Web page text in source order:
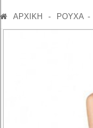
ΑΡΧΙΚΗ - ΡΟΥΧΑ